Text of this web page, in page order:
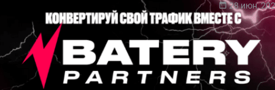
28 июн,